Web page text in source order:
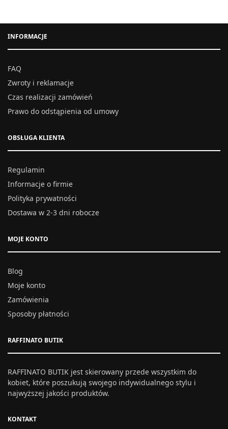
INFORMACJE
FAQ
Zwroty i reklamacje
Czas realizacji zamówień
Prawo do odstąpienia od umowy
OBSŁUGA KLIENTA
Regulamin
Informacje o firmie
Polityka prywatności
Dostawa w 2-3 dni robocze
MOJE KONTO
Blog
Moje konto
Zamówienia
Sposoby płatności
RAFFINATO BUTIK
RAFFINATO BUTIK jest skierowany przede wszystkim do
kobiet, które poszukują swojego indywidualnego stylu i
najwyższej jakości produktów.
KONTAKT